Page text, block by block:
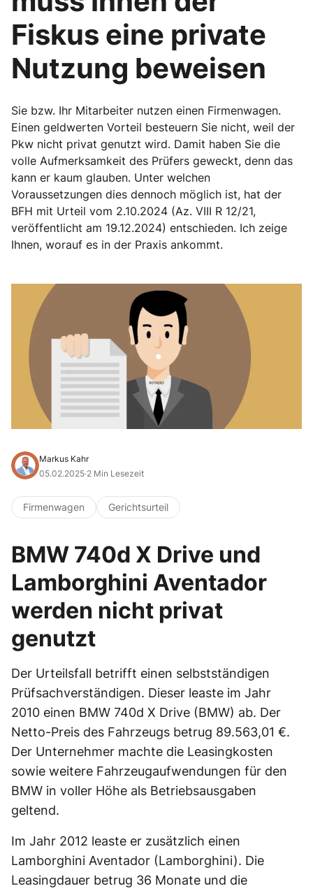
Fiskus eine private
Nutzung beweisen
Sie bzw. Ihr Mitarbeiter nutzen einen Firmenwagen.
Einen geldwerten Vorteil besteuern Sie nicht, weil der
Pkw nicht privat genutzt wird. Damit haben Sie die
volle Aufmerksamkeit des Prüfers geweckt, denn das
kann er kaum glauben. Unter welchen
Voraussetzungen dies dennoch möglich ist, hat der
BFH mit Urteil vom 2.10.2024 (Az. VIII R 12/21,
veröffentlicht am 19.12.2024) entschieden. Ich zeige
Ihnen, worauf es in der Praxis ankommt.
Markus Kahr
05.02.2025·2 Min Lesezeit
Firmenwagen Gerichtsurteil
BMW 740d X Drive und
Lamborghini Aventador
werden nicht privat
genutzt
Der Urteilsfall betrifft einen selbstständigen
Prüfsachverständigen. Dieser leaste im Jahr
2010 einen BMW 740d X Drive (BMW) ab. Der
Netto-Preis des Fahrzeugs betrug 89.563,01 €.
Der Unternehmer machte die Leasingkosten
sowie weitere Fahrzeugaufwendungen für den
BMW in voller Höhe als Betriebsausgaben
geltend.
Im Jahr 2012 leaste er zusätzlich einen
Lamborghini Aventador (Lamborghini). Die
Leasingdauer betrug 36 Monate und die